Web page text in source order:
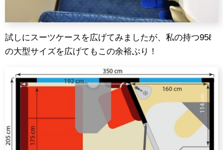
試しにスーツケースを広げてみましたが、私の持つ95ℓ
の大型サイズを広げてもこの余裕ぶり！